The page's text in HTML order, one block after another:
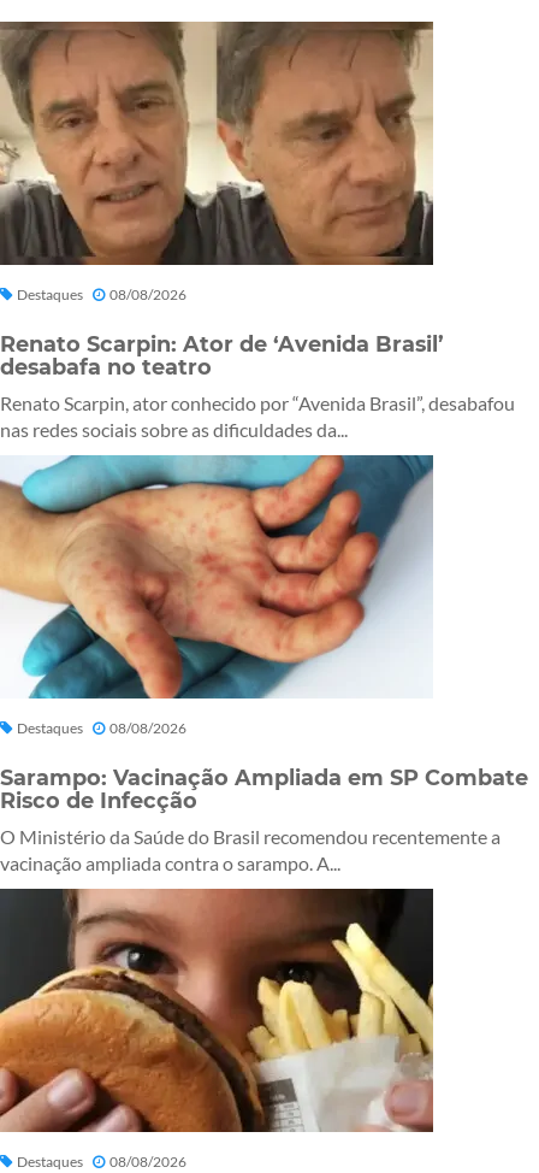
Destaques 08/08/2026
Renato Scarpin: Ator de ‘Avenida Brasil’
desabafa no teatro
Renato Scarpin, ator conhecido por “Avenida Brasil”, desabafou
nas redes sociais sobre as dificuldades da...
Destaques 08/08/2026
Sarampo: Vacinação Ampliada em SP Combate
Risco de Infecção
O Ministério da Saúde do Brasil recomendou recentemente a
vacinação ampliada contra o sarampo. A...
Destaques 08/08/2026